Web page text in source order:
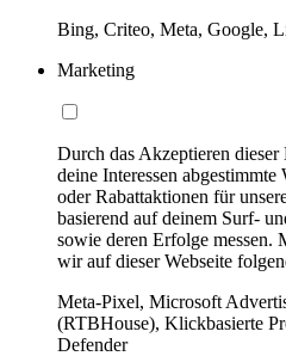
Bing, Criteo, Meta, Google,
Marketing
Durch das Akzeptieren
deine Interessen
oder Rabattaktionen für
basierend auf deinem Surf-
sowie deren Erfolge
wir auf dieser Webseite
Meta-Pixel, Microsoft
(RTBHouse), Klickbasierte
Defender